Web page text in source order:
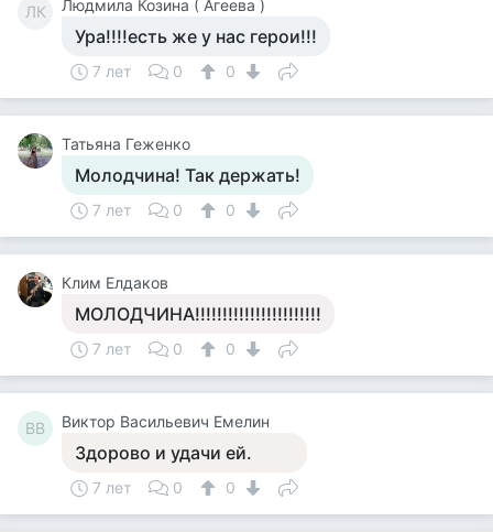
ЛК Людмила Козина ( Агеева )
Ура!!!!есть же у нас герои!!!
7 лет 0 0
Татьяна Геженко
Молодчина! Так держать!
7 лет 0 0
Клим Елдаков
МОЛОДЧИНА!!!!!!!!!!!!!!!!!!!!!!!
7 лет 0 0
ВВ Виктор Васильевич Емелин
Здорово и удачи ей.
7 лет 0 0